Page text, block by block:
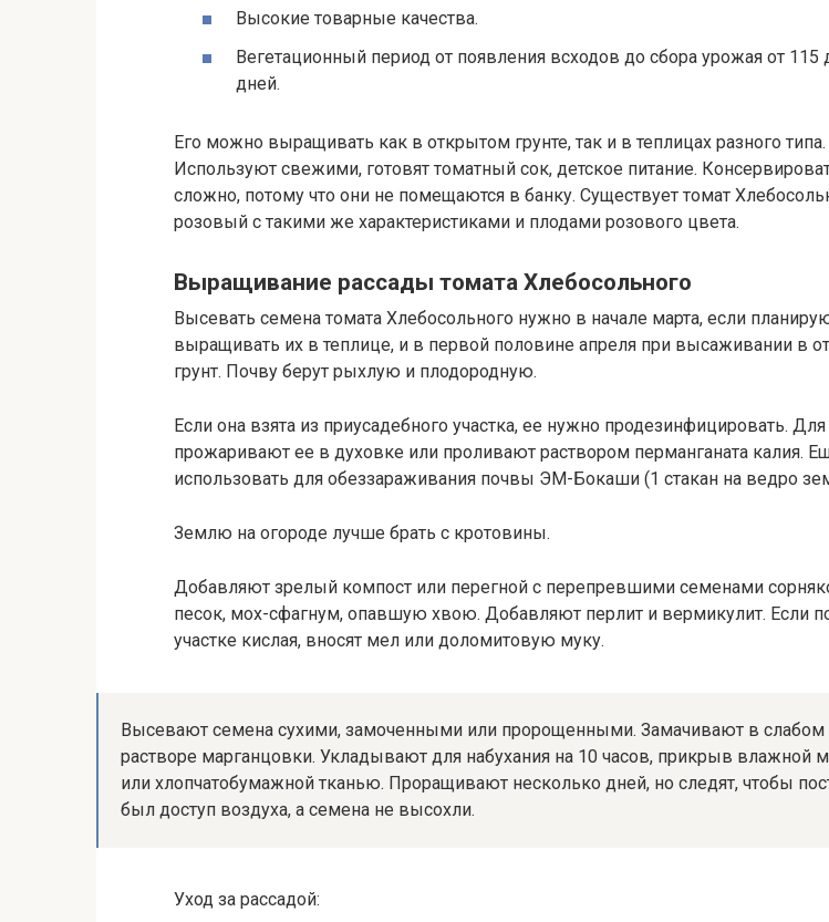
Высокие товарные качества.
Вегетационный период от появления всходов до сбора урожая от 115
дней.
Его можно выращивать как в открытом грунте, так и в теплицах разного типа.
Используют свежими, готовят томатный сок, детское питание.
сложно, потому что они не помещаются в банку. Существует томат
розовый с такими же характеристиками и плодами розового цвета.
Выращивание рассады томата Хлебосольного
Высевать семена томата Хлебосольного нужно в начале марта, если
выращивать их в теплице, и в первой половине апреля при высаживании в
грунт. Почву берут рыхлую и плодородную.
Если она взята из приусадебного участка, ее нужно продезинфицировать. Для
прожаривают ее в духовке или проливают раствором перманганата калия.
использовать для обеззараживания почвы ЭМ-Бокаши (1 стакан на ведро
Землю на огороде лучше брать с кротовины.
Добавляют зрелый компост или перегной с перепревшими семенами
песок, мох-сфагнум, опавшую хвою. Добавляют перлит и вермикулит. Если
участке кислая, вносят мел или доломитовую муку.
Высевают семена сухими, замоченными или пророщенными. Замачивают в слабом
растворе марганцовки. Укладывают для набухания на 10 часов, прикрыв влажной
или хлопчатобумажной тканью. Проращивают несколько дней, но следят, чтобы
был доступ воздуха, а семена не высохли.
Уход за рассадой: